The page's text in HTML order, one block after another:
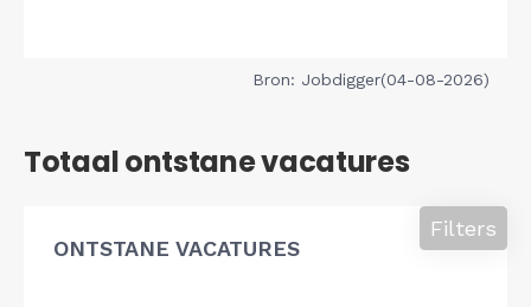
Bron: Jobdigger(04-08-2026)
Totaal ontstane vacatures
ONTSTANE VACATURES
Filters